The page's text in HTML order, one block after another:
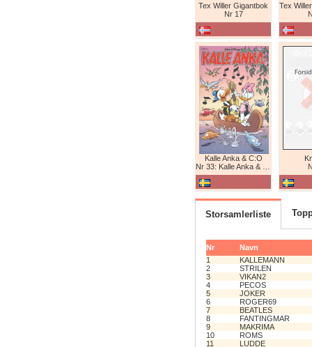
Tex Willer Gigantbok
Nr 17
Kalle Anka & C:O
Nr 33: Kalle Anka & C:O
Storsamlerliste
Nr
Navn
1
KALLEMANN
2
STRILEN
3
VIKAN2
4
PECOS
5
JOKER
6
ROGER69
7
BEATLES
8
FANTINGMAR
9
MAKRIMA
10
ROMS
11
LUDDE